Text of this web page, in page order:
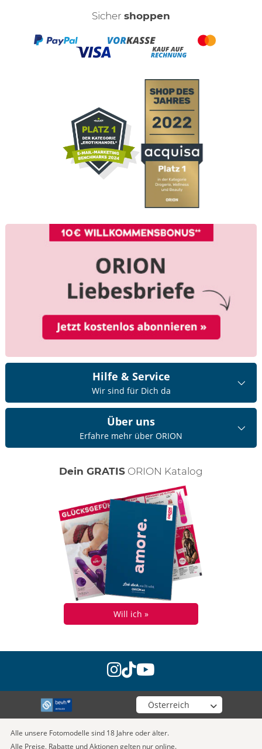
Sicher shoppen
Hilfe & Service
Wir sind für Dich da
Über uns
Erfahre mehr über ORION
Dein GRATIS ORION Katalog
Will ich »
instagram
tiktok
youtube
Wähle deinen Shop
Alle unsere Fotomodelle sind 18 Jahre oder älter.
Alle Preise, Rabatte und Aktionen gelten nur online.